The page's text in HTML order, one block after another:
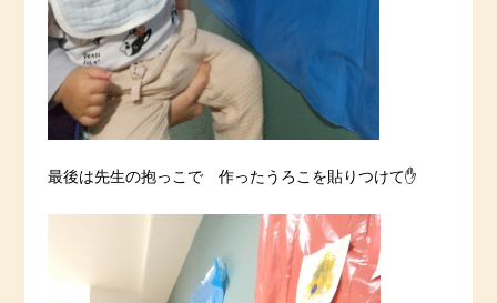
最後は先生の抱っこで 作ったうろこを貼りつけて✋